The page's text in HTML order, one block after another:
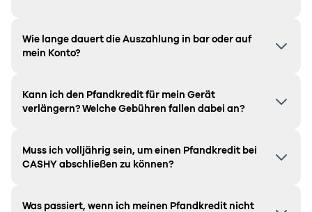
Wie lange dauert die Auszahlung in bar oder auf
mein Konto?
Kann ich den Pfandkredit für mein Gerät
verlängern? Welche Gebühren fallen dabei an?
Muss ich volljährig sein, um einen Pfandkredit bei
CASHY abschließen zu können?
Was passiert, wenn ich meinen Pfandkredit nicht